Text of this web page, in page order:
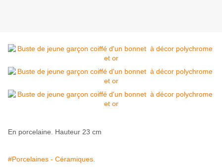
En porcelaine. Hauteur 23 cm
#Porcelaines - Céramiques.